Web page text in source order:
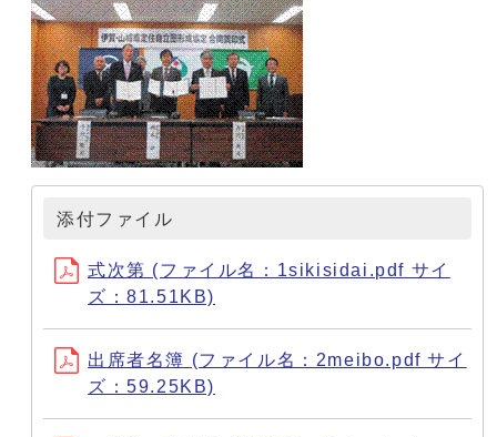
添付ファイル
式次第 (ファイル名：1sikisidai.pdf サイ
ズ：81.51KB)
出席者名簿 (ファイル名：2meibo.pdf サイ
ズ：59.25KB)